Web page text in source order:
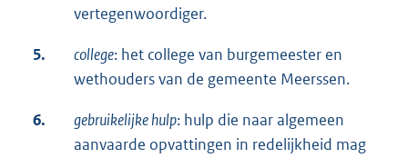
vertegenwoordiger.
5. college: het college van burgemeester en
wethouders van de gemeente Meerssen.
6. gebruikelijke hulp: hulp die naar algemeen
aanvaarde opvattingen in redelijkheid mag